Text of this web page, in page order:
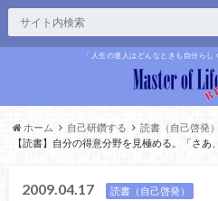
「人生の達人はどんなときも自分らし
ホーム 自己研鑽する
読書（自己啓発）
【読書】自分の得意分野を見極める。「さあ
2009.04.17 読書（自己啓発）